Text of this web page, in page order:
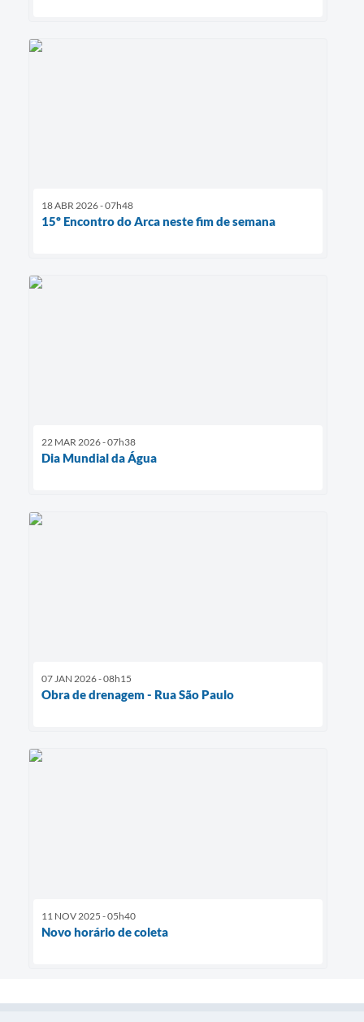
18 ABR 2026 - 07h48
15º Encontro do Arca neste fim de semana
22 MAR 2026 - 07h38
Dia Mundial da Água
07 JAN 2026 - 08h15
Obra de drenagem - Rua São Paulo
11 NOV 2025 - 05h40
Novo horário de coleta